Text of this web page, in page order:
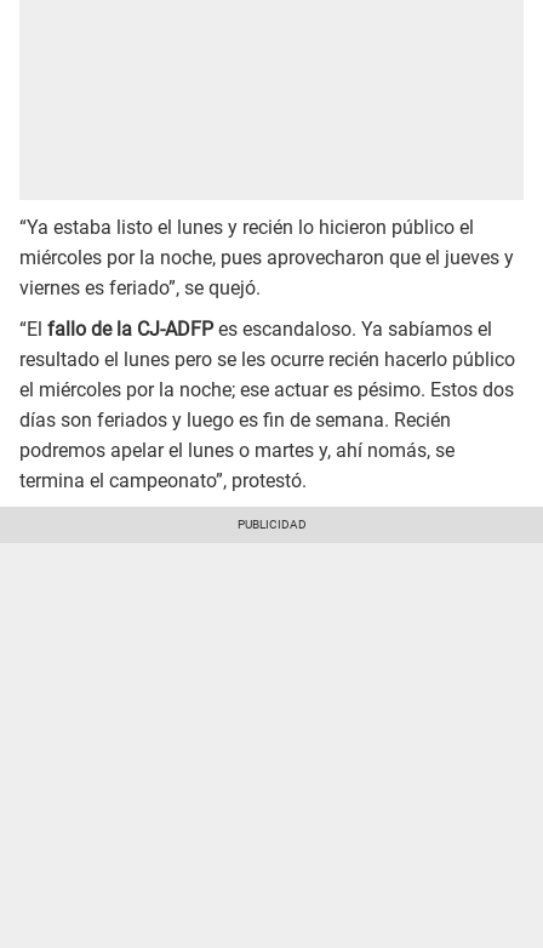
“Ya estaba listo el lunes y recién lo hicieron público el
miércoles por la noche, pues aprovecharon que el jueves y
viernes es feriado”, se quejó.
“El fallo de la CJ-ADFPes escandaloso. Ya sabíamos el
resultado el lunes pero se les ocurre recién hacerlo público
el miércoles por la noche; ese actuar es pésimo. Estos dos
días son feriados y luego es fin de semana. Recién
podremos apelar el lunes o martes y, ahí nomás, se
termina el campeonato”, protestó.